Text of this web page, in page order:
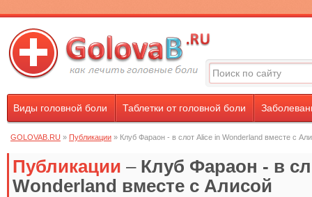
Виды головной боли Таблетки от головной боли
GOLOVAB.RU » Публикации » Клуб Фараон - в слот Alice in Wonderland вместе с
Публикации – Клуб Фараон - в
Wonderland вместе с Алисой